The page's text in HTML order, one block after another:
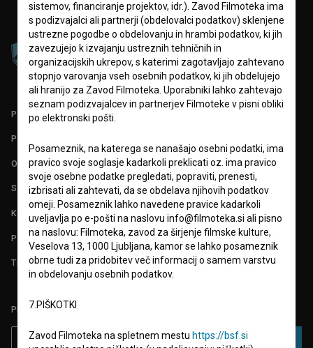
PARTNERJI
POGOJI UPORABE
O PROJEKTU
STATISTIKA
KONTAKT
POGOSTA VPRAŠANJA
TEST FUNKCIONALNOSTI
PRIJAVITE SE NA BSF NOVIČNIK:
PRIJAVA
sistemov, financiranje projektov, idr.). Zavod Filmoteka ima
s podizvajalci ali partnerji (obdelovalci podatkov) sklenjene
ustrezne pogodbe o obdelovanju in hrambi podatkov, ki jih
zavezujejo k izvajanju ustreznih tehničnih in
organizacijskih ukrepov, s katerimi zagotavljajo zahtevano
stopnjo varovanja vseh osebnih podatkov, ki jih obdelujejo
ali hranijo za Zavod Filmoteka. Uporabniki lahko zahtevajo
seznam podizvajalcev in partnerjev Filmoteke v pisni obliki
po elektronski pošti.
Posameznik, na katerega se nanašajo osebni podatki, ima
pravico svoje soglasje kadarkoli preklicati oz. ima pravico
svoje osebne podatke pregledati, popraviti, prenesti,
izbrisati ali zahtevati, da se obdelava njihovih podatkov
omeji. Posameznik lahko navedene pravice kadarkoli
uveljavlja po e-pošti na naslovu info@filmoteka.si ali pisno
na naslovu: Filmoteka, zavod za širjenje filmske kulture,
Veselova 13, 1000 Ljubljana, kamor se lahko posameznik
obrne tudi za pridobitev več informacij o samem varstvu
in obdelovanju osebnih podatkov.
7.PIŠKOTKI
Zavod Filmoteka na spletnem mestu https://bsf.si